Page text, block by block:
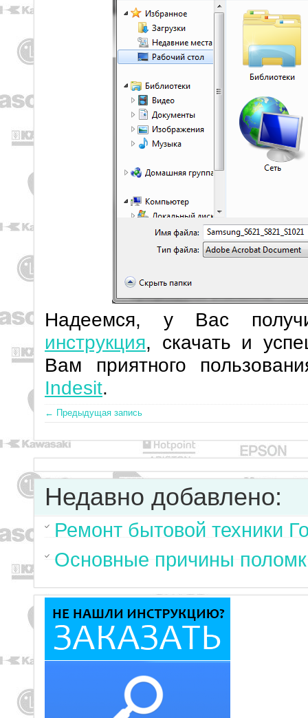
Надеемся, у Вас
инструкция, скачать и
Вам приятного
Indesit.
← Предыдущая запись
Недавно добавлено:
Ремонт бытовой техники
Основные причины